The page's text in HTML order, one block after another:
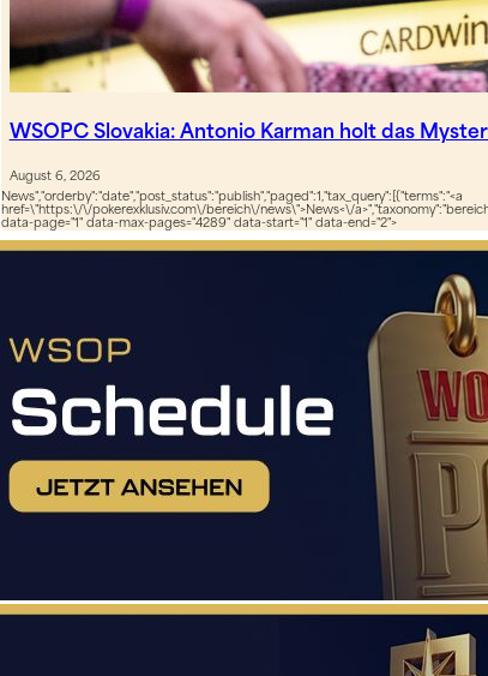
WSOPC Slovakia: Antonio Karman holt das
August 6, 2026
News","orderby":"date","post_status":"publish","paged":1,"tax_query":[{"terms":"<a
href=\"https:\/\/pokerexklusiv.com\/bereich\/news\">News<\/
data-page="1" data-max-pages="4289" data-start="1" data-end="2">